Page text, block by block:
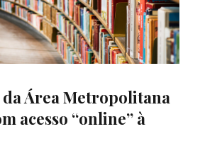
Área Metropolitana
acesso “online” à